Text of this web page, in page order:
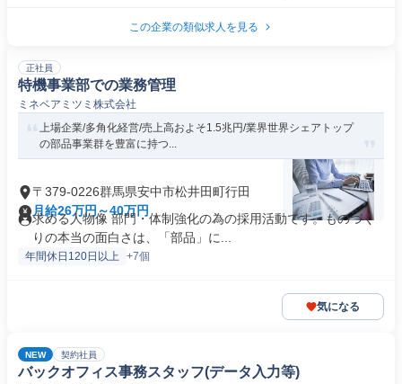
この企業の類似求人を見る
正社員
特機事業部での業務管理
ミネベアミツミ株式会社
上場企業/多角化経営/売上高およそ1.5兆円/業界世界シェアトップ
の部品事業群を豊富に持つ...
〒379-0226群馬県安中市松井田町行田
月給26万円～40万円
求める人物像 部門・体制強化の為の採用活動です。ものづく
りの本当の面白さは、「部品」に...
年間休日120日以上 +7個
気になる
NEW 契約社員
バックオフィス事務スタッフ(データ入力等)